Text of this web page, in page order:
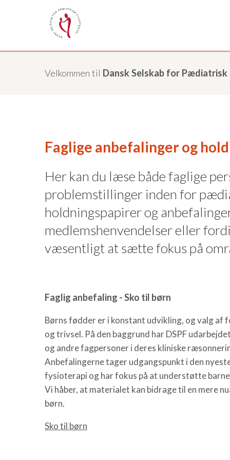
Velkommen til Dansk Selskab for
Faglige anbefalinger og
Her kan du læse både faglige
problemstillinger inden for
holdningspapirer og
medlemshenvendelser eller
væsentligt at sætte fokus på
Faglig anbefaling - Sko til børn
Børns fødder er i konstant udvikling, og valg
og trivsel. På den baggrund har DSPF
og andre fagpersoner i deres kliniske
Anbefalingerne tager udgangspunkt i den
fysioterapi og har fokus på at understøtte
Vi håber, at materialet kan bidrage til en mere
børn.
Sko til børn